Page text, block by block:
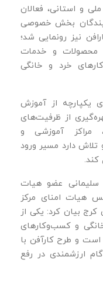
و استانی، فعالان
بخش خصوصی
نیز رونمایی شد؛
و خدمات
خرد و خانگی
یکپارچه از آموزش
از ظرفیت‌های
آموزشی و
تلاش دارد مسیر ورود
کند.
سلیمانی عضو هیات
هیات امنای مرکز
بیان کرد: یکی از
و کسب‌وکارهای
و طرح کارآفن با
ارزشمندی در رفع